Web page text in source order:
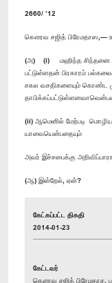
2660/ ’12
கௌரவ சஜித் பிரேமதாஸ,—
(அ) (i) மஹிந்த சிந்தனை
பட்டுள்ளதன் பிரகாரம்
சகல வசதிகளையும் கொண்ட
(ii) ஆமெனில் மேற்படி
யாவையென்பதையும்
அவர் இச்சபைக்கு
(ஆ) இன்றேல், ஏன்?
கேட்கப்பட்ட திகதி
2014-01-23
கேட்டவர்
கௌரவ சஜித் பிரேமதாச,